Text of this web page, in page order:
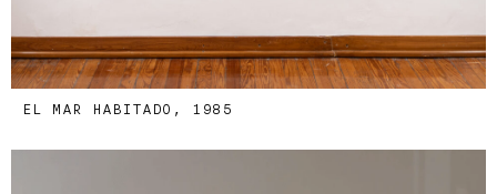
EL MAR HABITADO, 1985